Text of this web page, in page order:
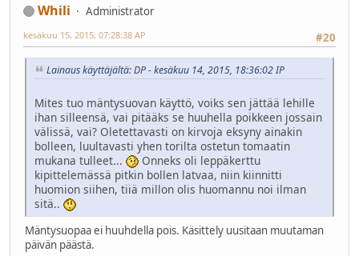
Whili
Administrator
#20
kesäkuu 15, 2015, 07:28:38 AP
Lainaus käyttäjältä: DP - kesäkuu 14, 2015, 18:36:02 IP
Mites tuo mäntysuovan käyttö, voiks sen jättää lehille
ihan silleensä, vai pitääks se huuhella poikkeen jossain
välissä, vai? Oletettavasti on kirvoja eksyny ainakin
bolleen, luultavasti yhen torilta ostetun tomaatin
mukana tulleet...
Onneks oli leppäkerttu
kipittelemässä pitkin bollen latvaa, niin kiinnitti
huomion siihen, tiiä millon olis huomannu noi ilman
sitä..
Mäntysuopaa ei huuhdella pois. Käsittely uusitaan muutaman
päivän päästä.